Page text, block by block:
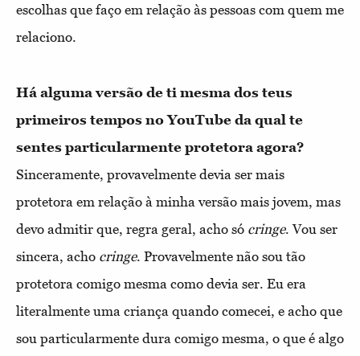
escolhas que faço em relação às pessoas com quem me
relaciono.
Há alguma versão de ti mesma dos teus
primeiros tempos no YouTube da qual te
sentes particularmente protetora agora?
Sinceramente, provavelmente devia ser mais
protetora em relação à minha versão mais jovem, mas
devo admitir que, regra geral, acho só cringe. Vou ser
sincera, acho cringe. Provavelmente não sou tão
protetora comigo mesma como devia ser. Eu era
literalmente uma criança quando comecei, e acho que
sou particularmente dura comigo mesma, o que é algo